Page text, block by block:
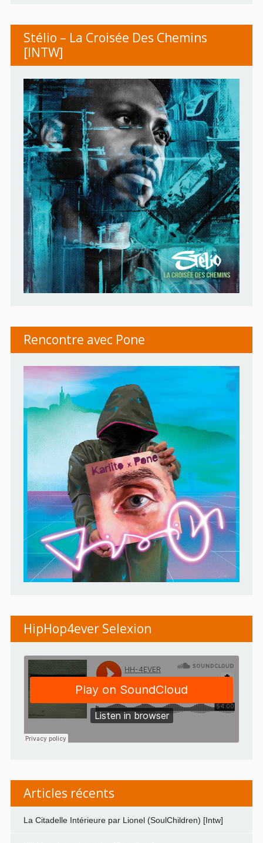
Stélio – La Croisée Des Chemins
[INTW]
Rencontre avec Pone
HipHop4ever Selexion
Articles récents
La Citadelle Intérieure par Lionel (SoulChildren) [Intw]